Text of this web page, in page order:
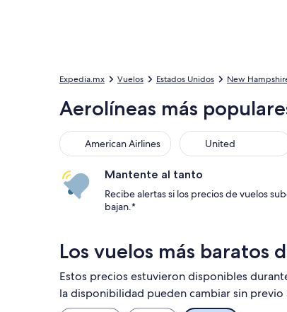
Expedia.mx Vuelos Estados Unidos New
Aerolíneas más
American Airlines United
Mantente al tanto
Recibe alertas si los precios de vuelos
bajan.*
Los vuelos más baratos
Estos precios estuvieron disponibles
la disponibilidad pueden cambiar sin